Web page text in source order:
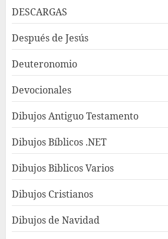
DESCARGAS
Después de Jesús
Deuteronomio
Devocionales
Dibujos Antiguo Testamento
Dibujos Bíblicos .NET
Dibujos Biblicos Varios
Dibujos Cristianos
Dibujos de Navidad